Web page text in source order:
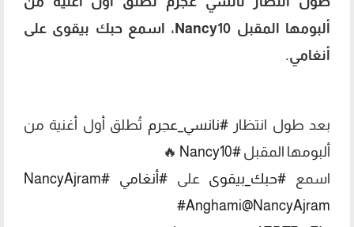
ألبومها المقبل Nancy10، اسمع ‎حبك بيقوى على
بعد طول انتظار#نانسي_عجرم تُطلق أول أغنية من
ألبومها المقبل #Nancy10
🔥
اسمع #حبك_بيقوى على#أنغامي
#NancyAjram
#Anghami@NancyAjram